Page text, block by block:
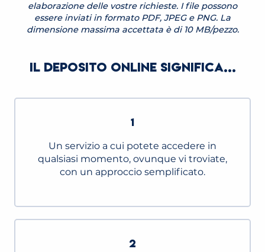
elaborazione delle vostre richieste. I file possono
essere inviati in formato PDF, JPEG e PNG. La
dimensione massima accettata è di 10 MB/pezzo.
IL DEPOSITO ONLINE SIGNIFICA...
1
Un servizio a cui potete accedere in
qualsiasi momento, ovunque vi troviate,
con un approccio semplificato.
2